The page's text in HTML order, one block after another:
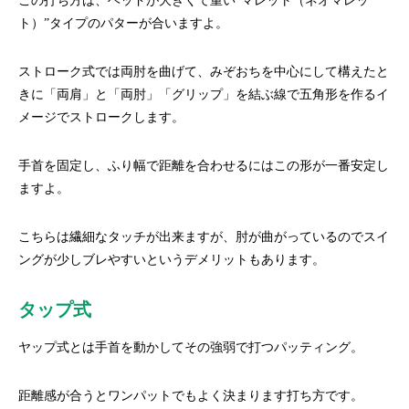
ト）”タイプのパターが合いますよ。
ストローク式では両肘を曲げて、みぞおちを中心にして構えたと
きに「両肩」と「両肘」「グリップ」を結ぶ線で五角形を作るイ
メージでストロークします。
手首を固定し、ふり幅で距離を合わせるにはこの形が一番安定し
ますよ。
こちらは繊細なタッチが出来ますが、肘が曲がっているのでスイ
ングが少しブレやすいというデメリットもあります。
タップ式
ヤップ式とは手首を動かしてその強弱で打つパッティング。
距離感が合うとワンパットでもよく決まります打ち方です。